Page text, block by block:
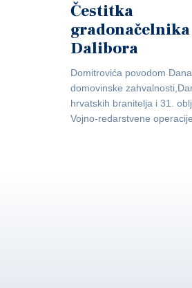
Čestitka
gradonačelnika
Dalibora
Domitrovića povodom
domovinske
hrvatskih branitelja i 31.
Vojno-redarstvene